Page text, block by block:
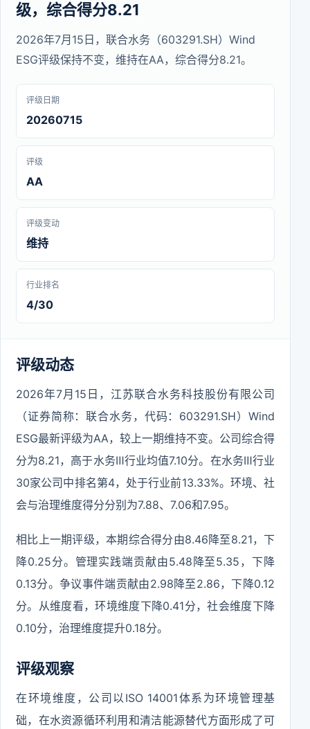
级，综合得分8.21
2026年7月15日，联合水务（603291.SH）Wind
ESG评级保持不变，维持在AA，综合得分8.21。
评级日期
20260715
评级
AA
评级变动
维持
行业排名
4/30
评级动态
2026年7月15日，江苏联合水务科技股份有限公司
（证券简称：联合水务，代码：603291.SH）Wind
ESG最新评级为AA，较上一期维持不变。公司综合得
分为8.21，高于水务Ⅲ行业均值7.10分。在水务Ⅲ行业
30家公司中排名第4，处于行业前13.33%。环境、社
会与治理维度得分分别为7.88、7.06和7.95。
相比上一期评级，本期综合得分由8.46降至8.21，下
降0.25分。管理实践端贡献由5.48降至5.35，下降
0.13分。争议事件端贡献由2.98降至2.86，下降0.12
分。从维度看，环境维度下降0.41分，社会维度下降
0.10分，治理维度提升0.18分。
评级观察
在环境维度，公司以ISO 14001体系为环境管理基
础，在水资源循环利用和清洁能源替代方面形成了可